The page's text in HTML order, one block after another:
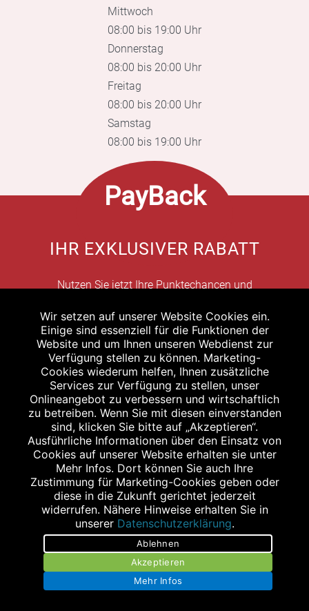
Mittwoch
08:00 bis 19:00 Uhr
Donnerstag
08:00 bis 20:00 Uhr
Freitag
08:00 bis 20:00 Uhr
Samstag
08:00 bis 19:00 Uhr
PayBack
IHR EXKLUSIVER RABATT
Nutzen Sie jetzt Ihre Punktechancen und
mehr lesen>
www.payback.de
WEITERE STANDORTE
STAGGENBORG - APOTHEKE IM E-CENTER A23
Ramskamp 102
25337 Elmshorn
Tel.: 04121 5797172
Fax: 04121 5797173
Wir setzen auf unserer Website Cookies ein.
Einige sind essenziell für die Funktionen der
Website und um Ihnen unseren Webdienst zur
Verfügung stellen zu können. Marketing-
Cookies wiederum helfen, Ihnen zusätzliche
Services zur Verfügung zu stellen, unser
Onlineangebot zu verbessern und wirtschaftlich
zu betreiben. Wenn Sie mit diesen einverstanden
sind, klicken Sie bitte auf „Akzeptieren“.
Ausführliche Informationen über den Einsatz von
Cookies auf unserer Website erhalten sie unter
Mehr Infos. Dort können Sie auch Ihre
Zustimmung für Marketing-Cookies geben oder
diese in die Zukunft gerichtet jederzeit
widerrufen. Nähere Hinweise erhalten Sie in
unserer Datenschutzerklärung.
Ablehnen
Akzeptieren
Mehr Infos